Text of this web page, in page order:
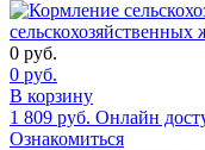
0 руб.
0 руб.
В корзину
1 809 руб. Онлайн
Ознакомиться